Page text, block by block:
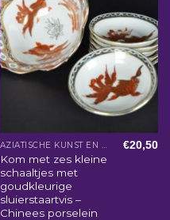
AZIATISCHE KUNST EN WOONACCESSOIRES
Kom met zes kleine
schaaltjes met
goudkleurige
sluierstaartvis –
Chinees porselein
€20,50